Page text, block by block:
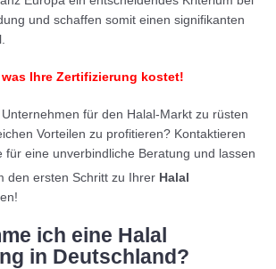
und schaffen somit einen signifikanten
was Ihre Zertifizierung kostet!
für den Halal-Markt zu rüsten
Vorteilen zu profitieren? Kontaktieren
für eine unverbindliche Beratung und lassen
den ersten Schritt zu Ihrer Halal
ich eine Halal
in Deutschland?